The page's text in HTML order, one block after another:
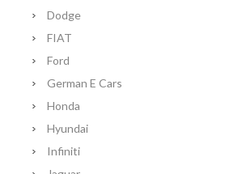
Dodge
FIAT
Ford
German E Cars
Honda
Hyundai
Infiniti